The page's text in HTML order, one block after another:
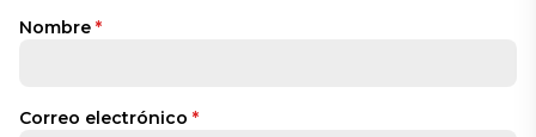
Nombre *
Correo electrónico *